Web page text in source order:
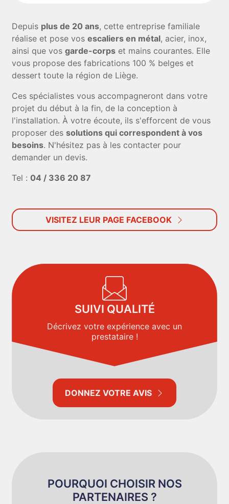
Depuis plus de 20 ans, cette entreprise familiale
réalise et pose vosescaliers en métal, acier, inox,
ainsi que vosgarde-corps et mains courantes. Elle
vous propose des fabrications 100 % belges et
dessert toute la région de Liège.
Ces spécialistes vous accompagneront dans votre
projet du début à la fin, de la conception à
l'installation. À votre écoute, ils s'efforcent de vous
proposer dessolutions qui correspondent à vos
besoins. N'hésitez pas à les contacter pour
demander un devis.
Tel : 04 / 336 20 87
VISITEZ LEUR PAGE FACEBOOK
SUIVI QUALITÉ
Décrivez votre expérience avec un
prestataire !
DONNEZ VOTRE AVIS
POURQUOI CHOISIR NOS
PARTENAIRES ?